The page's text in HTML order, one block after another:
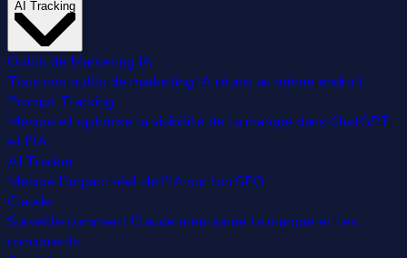
AI Tracking
Outils de Marketing IA
Tous nos outils de marketing IA réunis au même endroit.
Prompt Tracking
Mesure et optimise la visibilité de ta marque dans ChatGPT
et l'IA.
AI Tracker
Mesure l'impact réel de l'IA sur ton SEO.
Claude
Surveille comment Claude mentionne ta marque et tes
concurrents.